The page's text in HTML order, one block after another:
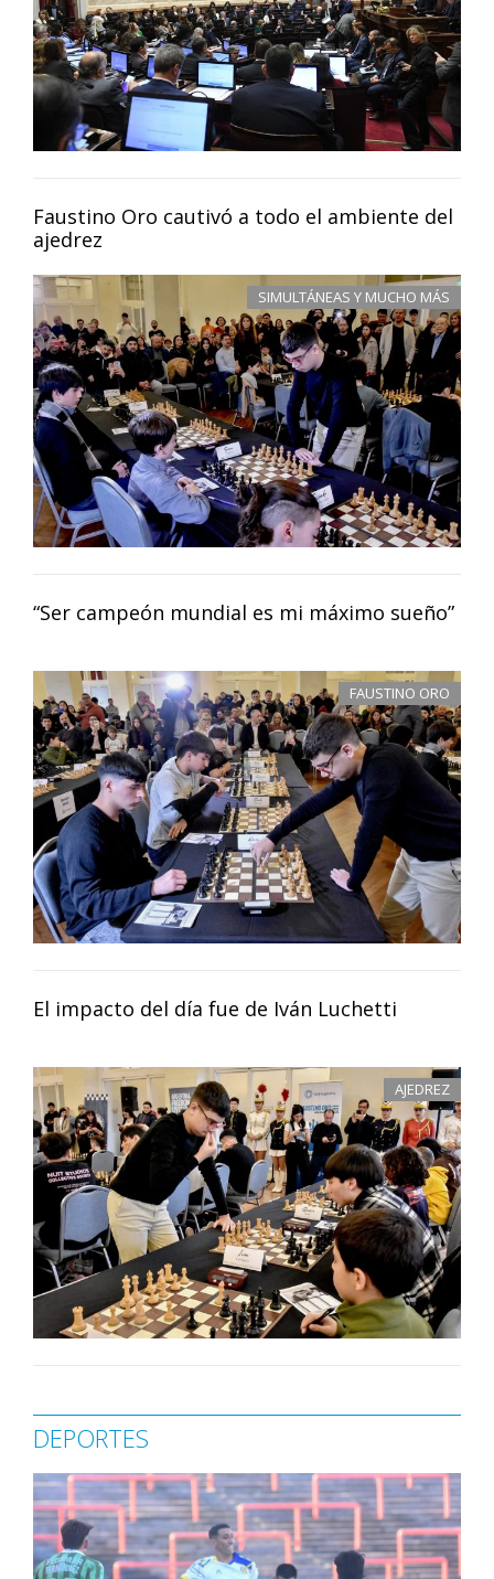
Faustino Oro cautivó a todo el ambiente del
ajedrez
SIMULTÁNEAS Y MUCHO MÁS
“Ser campeón mundial es mi máximo sueño”
FAUSTINO ORO
El impacto del día fue de Iván Luchetti
AJEDREZ
DEPORTES